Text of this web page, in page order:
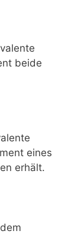
beide
eines
erhält.